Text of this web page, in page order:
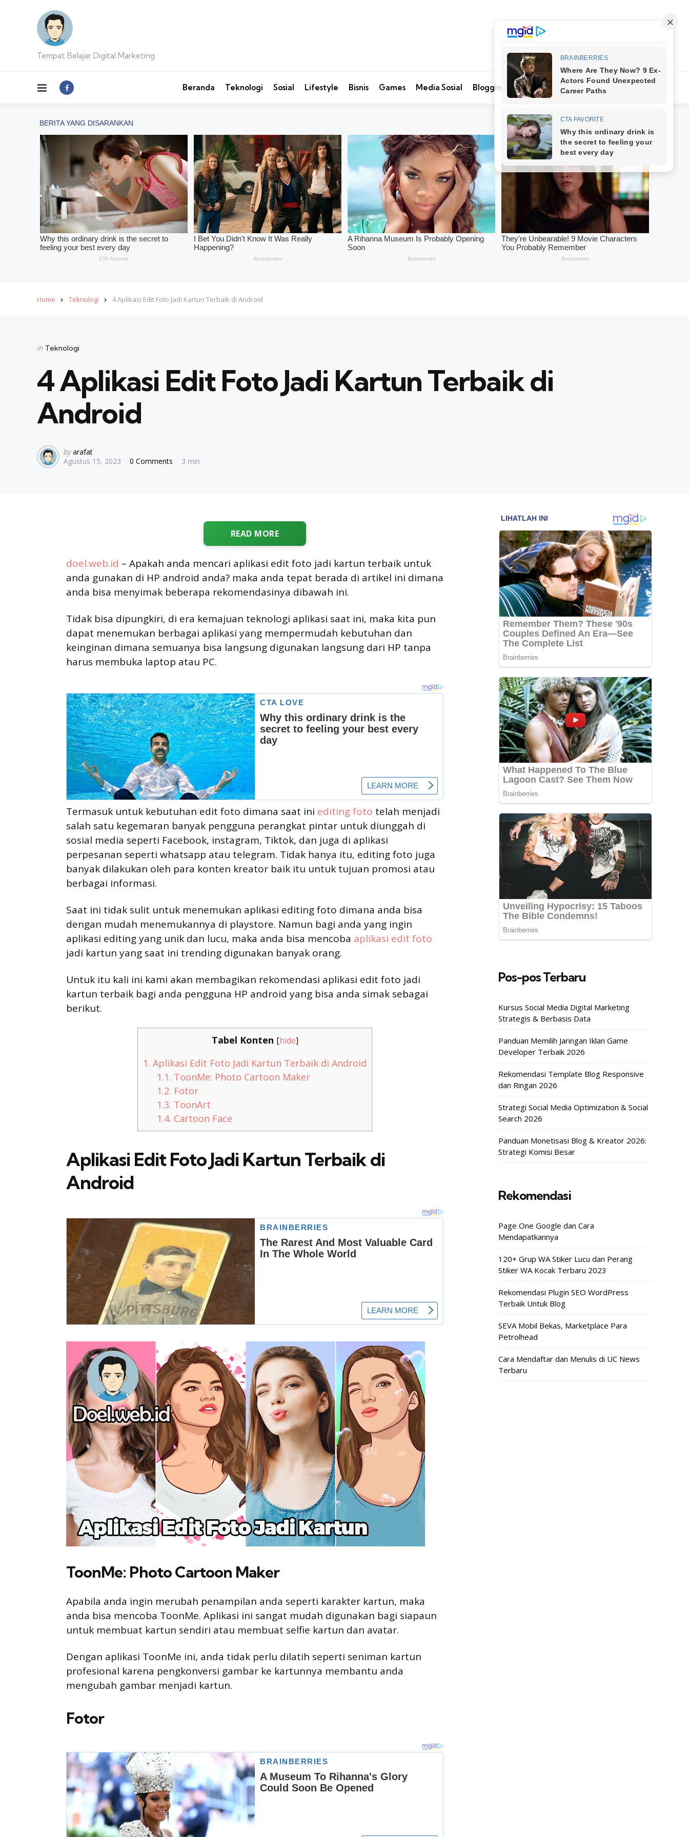
Tempat Belajar Digital Marketing
Menu Beranda Teknologi Sosial Lifestyle Bisnis Games Media Sosial Blogging SearchKontak Kami
Home Teknologi 4 Aplikasi Edit Foto Jadi Kartun Terbaik di Android
Categories
Posted
in Teknologi
4 Aplikasi Edit Foto Jadi Kartun Terbaik di
Android
Posted
by
by arafat
Agustus 15, 2023
0 Comments 3 min
READ MORE
doel.web.id – Apakah anda mencari aplikasi edit foto jadi kartun terbaik untuk
anda gunakan di HP android anda? maka anda tepat berada di artikel ini dimana
anda bisa menyimak beberapa rekomendasinya dibawah ini.
Tidak bisa dipungkiri, di era kemajuan teknologi aplikasi saat ini, maka kita pun
dapat menemukan berbagai aplikasi yang mempermudah kebutuhan dan
keinginan dimana semuanya bisa langsung digunakan langsung dari HP tanpa
harus membuka laptop atau PC.
Termasuk untuk kebutuhan edit foto dimana saat ini editing foto telah menjadi
salah satu kegemaran banyak pengguna perangkat pintar untuk diunggah di
sosial media seperti Facebook, instagram, Tiktok, dan juga di aplikasi
perpesanan seperti whatsapp atau telegram. Tidak hanya itu, editing foto juga
banyak dilakukan oleh para konten kreator baik itu untuk tujuan promosi atau
berbagai informasi.
Saat ini tidak sulit untuk menemukan aplikasi editing foto dimana anda bisa
dengan mudah menemukannya di playstore. Namun bagi anda yang ingin
aplikasi editing yang unik dan lucu, maka anda bisa mencoba aplikasi edit foto
jadi kartun yang saat ini trending digunakan banyak orang.
Untuk itu kali ini kami akan membagikan rekomendasi aplikasi edit foto jadi
kartun terbaik bagi anda pengguna HP android yang bisa anda simak sebagai
berikut.
Tabel Konten [hide]
1. Aplikasi Edit Foto Jadi Kartun Terbaik di Android
1.1. ToonMe: Photo Cartoon Maker
1.2. Fotor
1.3. ToonArt
1.4. Cartoon Face
Aplikasi Edit Foto Jadi Kartun Terbaik di
Android
ToonMe: Photo Cartoon Maker
Apabila anda ingin merubah penampilan anda seperti karakter kartun, maka
anda bisa mencoba ToonMe. Aplikasi ini sangat mudah digunakan bagi siapaun
untuk membuat kartun sendiri atau membuat selfie kartun dan avatar.
Dengan aplikasi ToonMe ini, anda tidak perlu dilatih seperti seniman kartun
profesional karena pengkonversi gambar ke kartunnya membantu anda
mengubah gambar menjadi kartun.
Fotor
Pos-pos Terbaru
Kursus Social Media Digital Marketing
Strategis & Berbasis Data
Panduan Memilih Jaringan Iklan Game
Developer Terbaik 2026
Rekomendasi Template Blog Responsive
dan Ringan 2026
Strategi Social Media Optimization & Social
Search 2026
Panduan Monetisasi Blog & Kreator 2026:
Strategi Komisi Besar
Rekomendasi
Page One Google dan Cara
Mendapatkannya
120+ Grup WA Stiker Lucu dan Perang
Stiker WA Kocak Terbaru 2023
Rekomendasi Plugin SEO WordPress
Terbaik Untuk Blog
SEVA Mobil Bekas, Marketplace Para
Petrolhead
Cara Mendaftar dan Menulis di UC News
Terbaru